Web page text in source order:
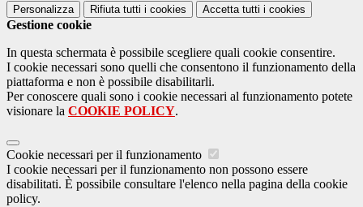
Personalizza Rifiuta tutti i cookies Accetta tutti i cookies
Gestione cookie
In questa schermata è possibile scegliere quali cookie consentire.
I cookie necessari sono quelli che consentono il funzionamento della
piattaforma e non è possibile disabilitarli.
Per conoscere quali sono i cookie necessari al funzionamento potete
visionare la COOKIE POLICY.
Cookie necessari per il funzionamento
I cookie necessari per il funzionamento non possono essere
disabilitati. È possibile consultare l'elenco nella pagina della cookie
policy.